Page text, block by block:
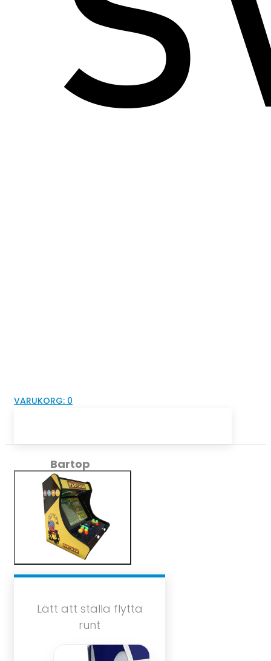
VARUKORG: 0
Bartop
Lätt att ställa flytta
runt